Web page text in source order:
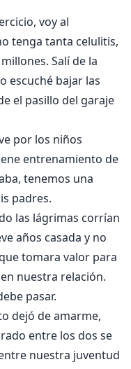
voy al
tenga tanta celulitis,
Salí de la
escuché bajar las
el pasillo del garaje
por los niños
entrenamiento de
tenemos una
padres.
las lágrimas corrían
años casada y no
tomara valor para
nuestra relación.
pasar.
dejó de amarme,
entre los dos se
nuestra juventud